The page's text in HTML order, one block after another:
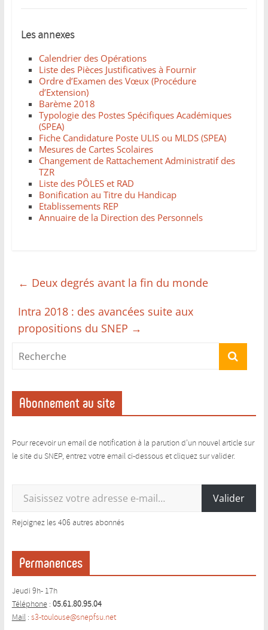
Les annexes
Calendrier des Opérations
Liste des Pièces Justificatives à Fournir
Ordre d’Examen des Vœux (Procédure
d’Extension)
Barème 2018
Typologie des Postes Spécifiques Académiques
(SPEA)
Fiche Candidature Poste ULIS ou MLDS (SPEA)
Mesures de Cartes Scolaires
Changement de Rattachement Administratif des
TZR
Liste des PÔLES et RAD
Bonification au Titre du Handicap
Etablissements REP
Annuaire de la Direction des Personnels
← Deux degrés avant la fin du monde
Intra 2018 : des avancées suite aux
propositions du SNEP →
Abonnement au site
Pour recevoir un email de notification à la parution d'un nouvel article sur
le site du SNEP, entrez votre email ci-dessous et cliquez sur valider.
Valider
Rejoignez les 406 autres abonnés
Permanences
Jeudi 9h- 17h
Téléphone: 05.61.80.95.04
Mail: s3-toulouse@snepfsu.net